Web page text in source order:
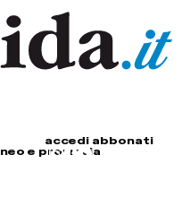
accedi abbonati
e provincia